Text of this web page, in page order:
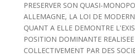
PRESERVER SON QUASI-
ALLEMAGNE, LA LOI DE
QUANT A ELLE DEMONTRE
POSITION DOMINANTE REALISEE
COLLECTIVEMENT PAR DES